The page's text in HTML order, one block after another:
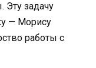
Эту задачу
— Морису
работы с